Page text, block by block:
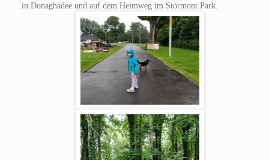
in Donaghadee und auf dem Heimweg im Stormont Park.